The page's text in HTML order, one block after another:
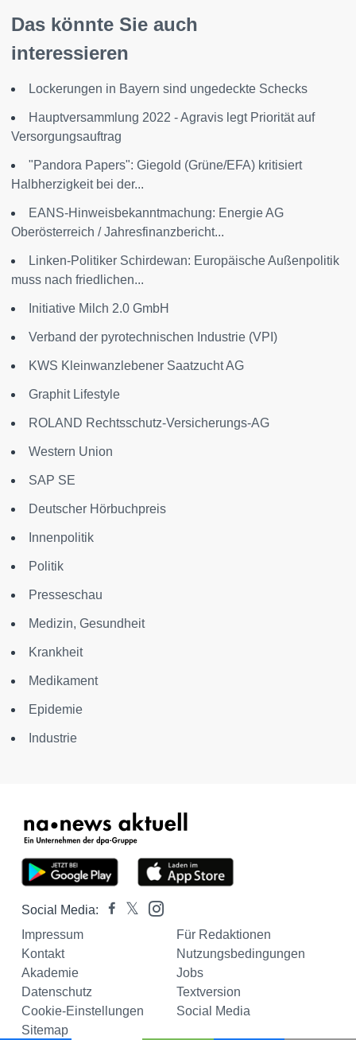
Das könnte Sie auch
interessieren
Lockerungen in Bayern sind ungedeckte Schecks
Hauptversammlung 2022 - Agravis legt Priorität auf
Versorgungsauftrag
"Pandora Papers": Giegold (Grüne/EFA) kritisiert
Halbherzigkeit bei der...
EANS-Hinweisbekanntmachung: Energie AG
Oberösterreich / Jahresfinanzbericht...
Linken-Politiker Schirdewan: Europäische Außenpolitik
muss nach friedlichen...
Initiative Milch 2.0 GmbH
Verband der pyrotechnischen Industrie (VPI)
KWS Kleinwanzlebener Saatzucht AG
Graphit Lifestyle
ROLAND Rechtsschutz-Versicherungs-AG
Western Union
SAP SE
Deutscher Hörbuchpreis
Innenpolitik
Politik
Presseschau
Medizin, Gesundheit
Krankheit
Medikament
Epidemie
Industrie
Social Media:
Impressum
Für Redaktionen
Kontakt
Nutzungsbedingungen
Akademie
Jobs
Datenschutz
Textversion
Cookie-Einstellungen
Social Media
Sitemap